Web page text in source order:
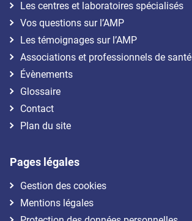
Les centres et laboratoires spécialisés
Vos questions sur l’AMP
Les témoignages sur l’AMP
Associations et professionnels de santé
Évènements
Glossaire
Contact
Plan du site
Pages légales
Gestion des cookies
Mentions légales